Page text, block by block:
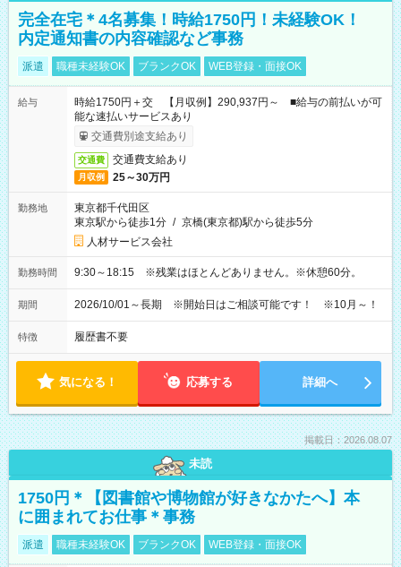
完全在宅＊4名募集！時給1750円！未経験OK！
内定通知書の内容確認など事務
派遣 職種未経験OK ブランクOK WEB登録・面接OK
給与
時給1750円＋交 【月収例】290,937円～ ■給与の前払いが可
能な速払いサービスあり
交通費別途支給あり
交通費 交通費支給あり
月収例 25～30万円
勤務地
東京都千代田区
東京駅から徒歩1分 / 京橋(東京都)駅から徒歩5分
人材サービス会社
勤務時間 9:30～18:15 ※残業はほとんどありません。※休憩60分。
期間 2026/10/01～長期 ※開始日はご相談可能です！ ※10月～！
特徴 履歴書不要
気になる！ 応募する 詳細へ
掲載日：2026.08.07
未読
1750円＊【図書館や博物館が好きなかたへ】本
に囲まれてお仕事＊事務
派遣 職種未経験OK ブランクOK WEB登録・面接OK